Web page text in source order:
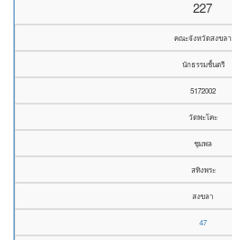
227
คณะจังหวัดสงขลา
นักธรรมชั้นตรี
5172002
วัดพะโคะ
ชุมพล
สทิงพระ
สงขลา
47